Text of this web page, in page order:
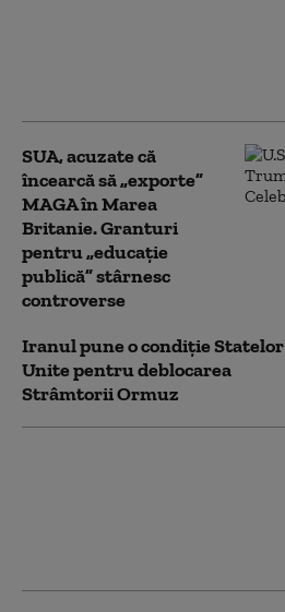
SUA, acuzate că
încearcă să „exporte”
MAGA în Marea
Britanie. Granturi
pentru „educație
publică” stârnesc
controverse
Iranul pune o condiție Statelor
Unite pentru deblocarea
Strâmtorii Ormuz